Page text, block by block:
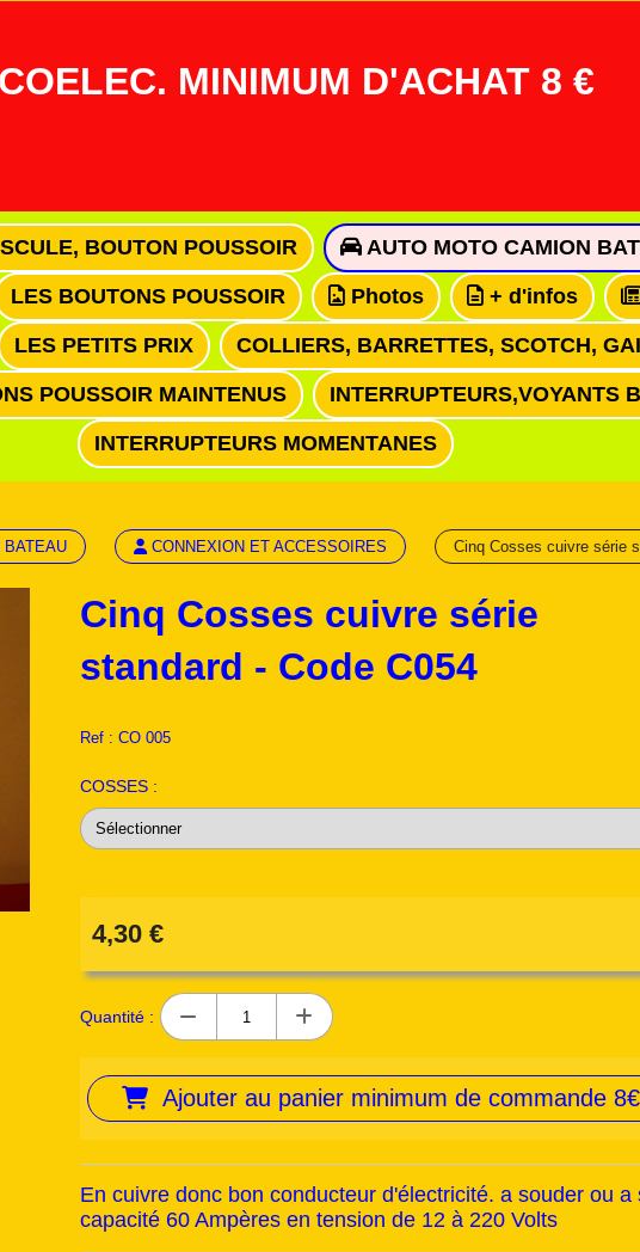
MINIMUM D'ACHAT 8 €
BOUTON POUSSOIR AUTO MOTO CAMION
LES BOUTONS POUSSOIR Photos + d'infos
LES PETITS PRIX COLLIERS, BARRETTES, SCOTCH,
POUSSOIR MAINTENUS INTERRUPTEURS,VOYANTS
INTERRUPTEURS MOMENTANES
BATEAU CONNEXION ET ACCESSOIRES Cinq Cosses cuivre série
Cinq Cosses cuivre série
standard - Code C054
Ref : CO 005
COSSES :
4,30 €
Quantité :
Ajouter au panier minimum de commande 8€
En cuivre donc bon conducteur d'électricité. a souder ou
capacité 60 Ampères en tension de 12 à 220 Volts